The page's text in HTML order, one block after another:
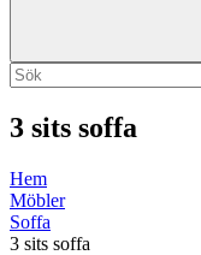
3 sits soffa
Hem
Möbler
Soffa
3 sits soffa